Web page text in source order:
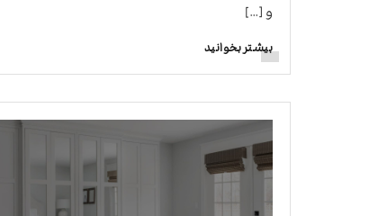
و […]
بیشتر بخوانید